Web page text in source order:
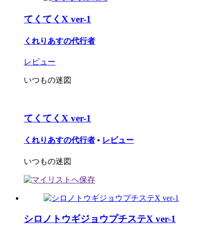
てくてくX ver-1
くれりあすの代行者
レビュー
いつもの迷図
てくてくX ver-1
くれりあすの代行者 • レビュー
いつもの迷図
シロノトウギジョウプチステX ver-1